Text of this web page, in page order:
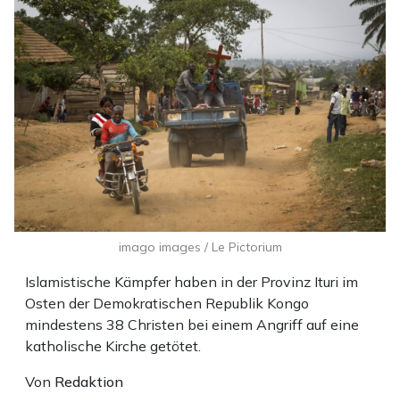
Islamistische Kämpfer haben in der Provinz Ituri im
Osten der Demokratischen Republik Kongo
mindestens 38 Christen bei einem Angriff auf eine
katholische Kirche getötet.
Von Redaktion
imago images / Le Pictorium